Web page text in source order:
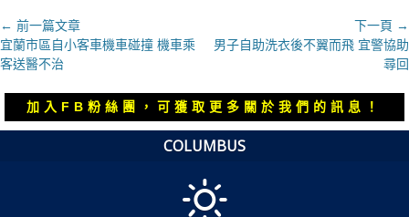
文
章
導
覽
← 前一篇文章
上
一
章：
宜蘭市區自小客車機車碰撞 機車乘
客送醫不治
下一頁 →
下
文
章：
男子自助洗衣後不翼而飛 宜警協助
尋回
加入FB粉絲團，可獲取更多關於我們的訊息！
COLUMBUS